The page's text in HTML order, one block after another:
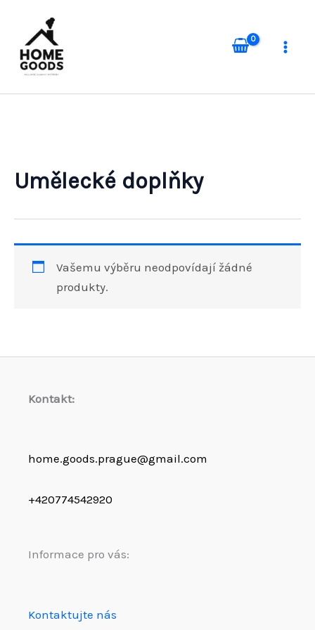
obsah
Umělecké doplňky
Vašemu výběru neodpovídají žádné
produkty.
Kontakt:
home.goods.prague@gmail.com
+420774542920
Informace pro vás:
Kontaktujte nás